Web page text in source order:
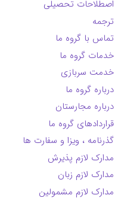
اصطلاحات تحصیلی
ترجمه
تماس با گروه ما
خدمات گروه ما
خدمت سربازی
درباره گروه ما
درباره مجارستان
قراردادهای گروه ما
گذرنامه ، ویزا و سفارت ها
مدارک لازم پذیرش
مدارک لازم زبان
مدارک لازم مشمولین